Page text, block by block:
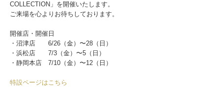
COLLECTION」を開催いたします。
ご来場を心よりお待ちしております。
開催店・開催日
・沼津店 6/26（金）〜28（日）
・浜松店 7/3（金）〜5（日）
・静岡本店 7/10（金）〜12（日）
特設ページはこちら